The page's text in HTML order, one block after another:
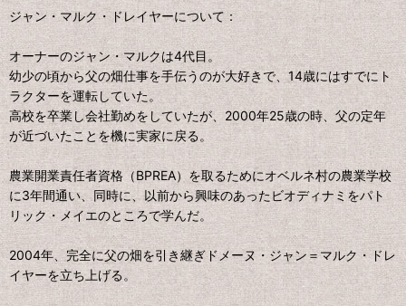
ジャン・マルク・ドレイヤーについて：
オーナーのジャン・マルクは4代目。
幼少の頃から父の畑仕事を手伝うのが大好きで、14歳にはすでにト
ラクターを運転していた。
高校を卒業し会社勤めをしていたが、2000年25歳の時、父の定年
が近づいたことを機に実家に戻る。
農業開業責任者資格（BPREA）を取るためにオベルネ村の農業学校
に3年間通い、同時に、以前から興味のあったビオディナミをパト
リック・メイエのところで学んだ。
2004年、完全に父の畑を引き継ぎドメーヌ・ジャン＝マルク・ドレ
イヤーを立ち上げる。